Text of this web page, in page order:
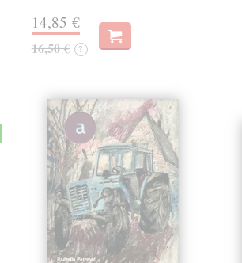
14,85 €
16,50 € ?